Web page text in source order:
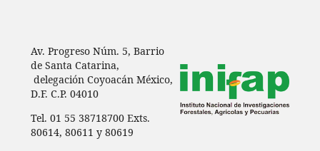
Av. Progreso Núm. 5, Barrio
de Santa Catarina,
delegación Coyoacán México,
D.F. C.P. 04010
Tel. 01 55 38718700 Exts.
80614, 80611 y 80619